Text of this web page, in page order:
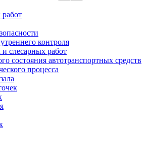
работ
контроля
слесарных работ
состояния автотранспортных средств
процесса